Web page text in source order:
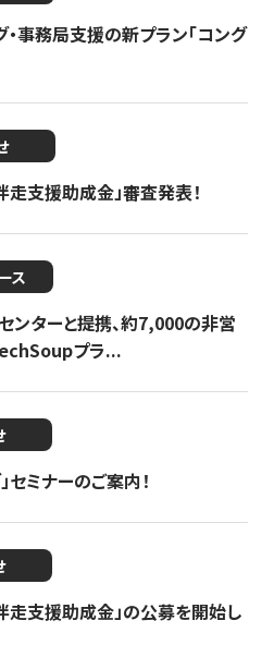
事務局支援の新プラン「コング
走支援助成金」審査発表！
ス
ンターと提携、約7,000の非営
プラ...
セミナーのご案内！
走支援助成金」の公募を開始し